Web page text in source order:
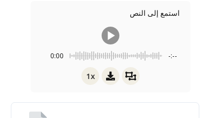
استمع إلى النص
0:00 -:--
1x